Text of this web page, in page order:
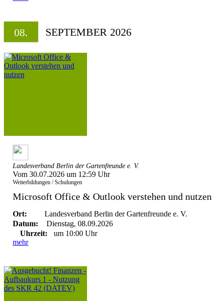
08. SEPTEMBER 2026
Landesverband Berlin der Gartenfreunde e. V.
Vom 30.07.2026 um 12:59 Uhr
Weiterbildungen / Schulungen
Microsoft Office & Outlook verstehen und nutzen
Ort:
Landesverband Berlin der Gartenfreunde e. V.
Datum:
Dienstag, 08.09.2026
Uhrzeit:
um 10:00 Uhr
mehr